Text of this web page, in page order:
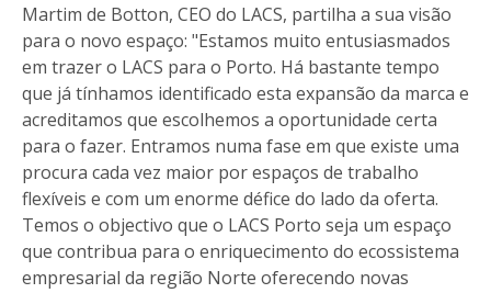
Martim de Botton, CEO do LACS, partilha a sua visão
para o novo espaço: "Estamos muito entusiasmados
em trazer o LACS para o Porto. Há bastante tempo
que já tínhamos identificado esta expansão da marca e
acreditamos que escolhemos a oportunidade certa
para o fazer. Entramos numa fase em que existe uma
procura cada vez maior por espaços de trabalho
flexíveis e com um enorme défice do lado da oferta.
Temos o objectivo que o LACS Porto seja um espaço
que contribua para o enriquecimento do ecossistema
empresarial da região Norte oferecendo novas